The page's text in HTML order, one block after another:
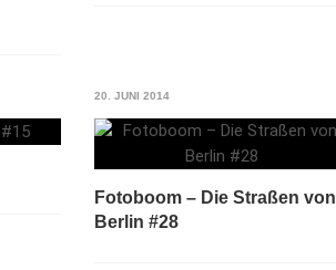
20. JUNI 2014
Fotoboom – Die Straßen von
Berlin #28